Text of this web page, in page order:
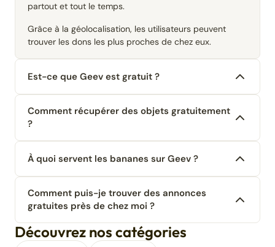
partout et tout le temps.
Grâce à la géolocalisation, les utilisateurs peuvent
trouver les dons les plus proches de chez eux.
Est-ce que Geev est gratuit ?
Comment récupérer des objets gratuitement
?
À quoi servent les bananes sur Geev ?
Comment puis-je trouver des annonces
gratuites près de chez moi ?
Découvrez nos catégories